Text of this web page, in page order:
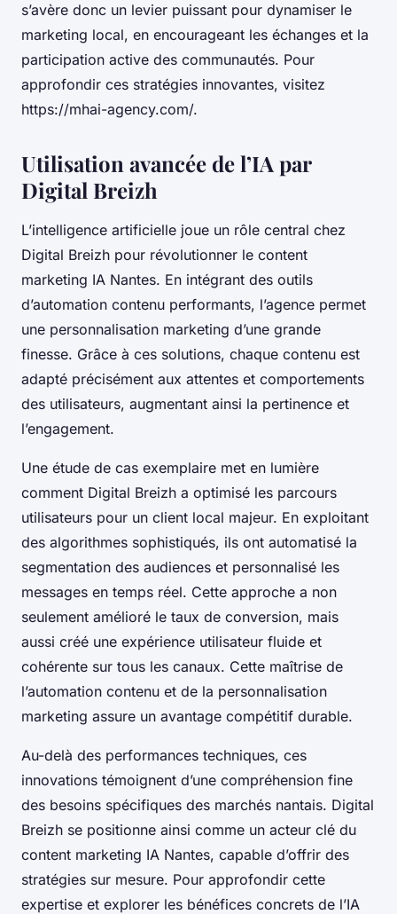
s’avère donc un levier puissant pour dynamiser le
marketing local, en encourageant les échanges et la
participation active des communautés. Pour
approfondir ces stratégies innovantes, visitez
https://mhai-agency.com/.
Utilisation avancée de l’IA par
Digital Breizh
L’intelligence artificielle joue un rôle central chez
Digital Breizh pour révolutionner le content
marketing IA Nantes. En intégrant des outils
d’automation contenu performants, l’agence permet
une personnalisation marketing d’une grande
finesse. Grâce à ces solutions, chaque contenu est
adapté précisément aux attentes et comportements
des utilisateurs, augmentant ainsi la pertinence et
l’engagement.
Une étude de cas exemplaire met en lumière
comment Digital Breizh a optimisé les parcours
utilisateurs pour un client local majeur. En exploitant
des algorithmes sophistiqués, ils ont automatisé la
segmentation des audiences et personnalisé les
messages en temps réel. Cette approche a non
seulement amélioré le taux de conversion, mais
aussi créé une expérience utilisateur fluide et
cohérente sur tous les canaux. Cette maîtrise de
l’automation contenu et de la personnalisation
marketing assure un avantage compétitif durable.
Au-delà des performances techniques, ces
innovations témoignent d’une compréhension fine
des besoins spécifiques des marchés nantais. Digital
Breizh se positionne ainsi comme un acteur clé du
content marketing IA Nantes, capable d’offrir des
stratégies sur mesure. Pour approfondir cette
expertise et explorer les bénéfices concrets de l’IA